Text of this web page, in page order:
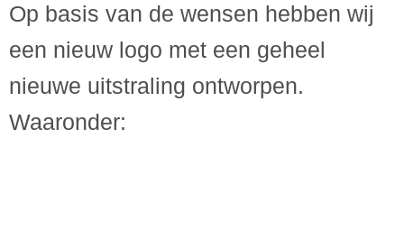
Op basis van de wensen hebben wij
een nieuw logo met een geheel
nieuwe uitstraling ontworpen.
Waaronder: